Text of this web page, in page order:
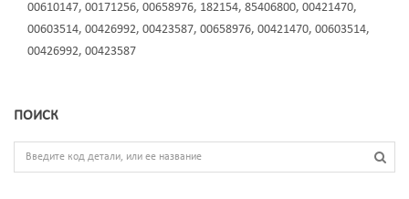
00610147, 00171256, 00658976, 182154, 85406800, 00421470,
00603514, 00426992, 00423587, 00658976, 00421470, 00603514,
00426992, 00423587
ПОИСК